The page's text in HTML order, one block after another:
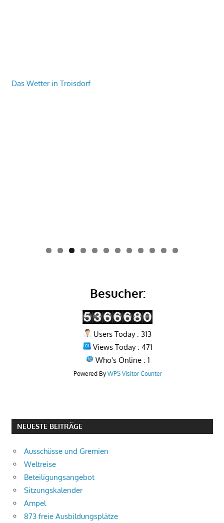
Das Wetter in Troisdorf
0 1 2
Besucher:
Users Today : 313
Views Today : 471
Who's Online : 1
Powered By WPS Visitor Counter
NEUESTE BEITRÄGE
Ausschüsse und Gremien
Weltreise
Beteiligungsangebot
Sitzungskalender
Ampel
873 freie Ausbildungsplätze